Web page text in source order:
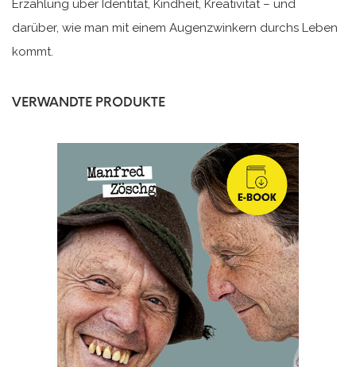
Erzählung über Identität, Kindheit, Kreativität – und
darüber, wie man mit einem Augenzwinkern durchs Leben
kommt.
VERWANDTE PRODUKTE